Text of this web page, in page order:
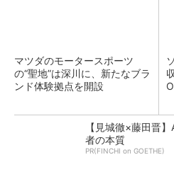
マツダのモータースポーツ
の“聖地”は深川に、新たなブラ
ンド体験拠点を開設
【見城徹×藤田晋
者の本質
PR(FINCHI on GOETHE)